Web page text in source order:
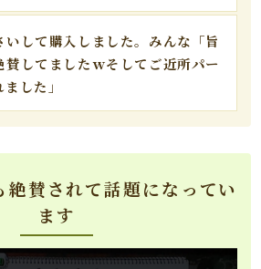
いして購入しました。みんな「旨
賛してましたｗそしてご近所パー
した」
絶賛されて話題になってい
ます